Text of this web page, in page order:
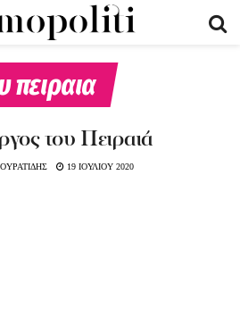
πειραια
του Πειραιά
19 ΙΟΥΛΙΟΥ 2020